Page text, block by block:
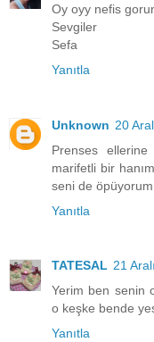
Oy oyy nefis
Sevgiler
Sefa
Yanıtla
Unknown 20
Prenses
marifetli bir
seni de
Yanıtla
TATESAL 21
Yerim ben senin
o keşke bende
Yanıtla